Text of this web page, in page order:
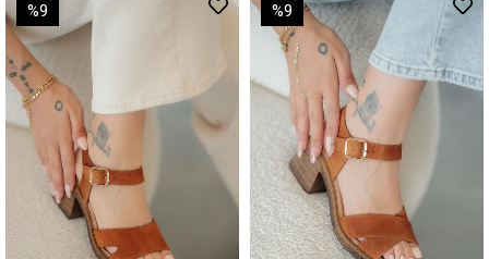
%9 %9